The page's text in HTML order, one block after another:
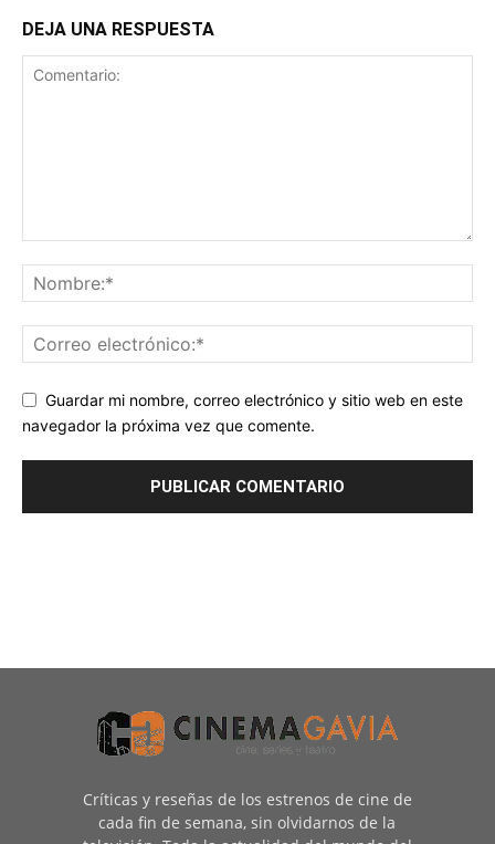
DEJA UNA RESPUESTA
Guardar mi nombre, correo electrónico y sitio web en este
navegador la próxima vez que comente.
Críticas y reseñas de los estrenos de cine de
cada fin de semana, sin olvidarnos de la